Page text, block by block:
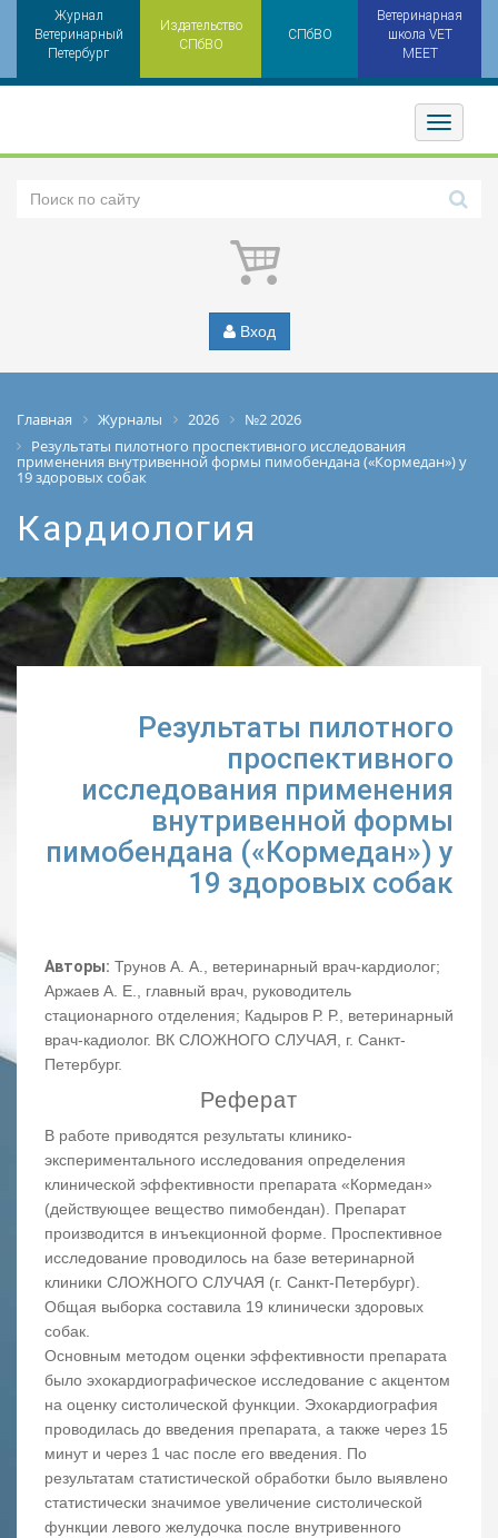
Журнал
Ветеринарный
Петербург
Издательство
СПбВО
СПбВО
Ветеринарная
школа VET
MEET
Toggler
Вход
Главная Журналы 2026
№2 2026
Результаты пилотного проспективного исследования
применения внутривенной формы пимобендана («Кормедан») у
19 здоровых собак
Кардиология
Результаты пилотного
проспективного
исследования применения
внутривенной формы
пимобендана («Кормедан») у
19 здоровых собак
Авторы: Трунов А. А., ветеринарный врач-кардиолог;
Аржаев А. Е., главный врач, руководитель
стационарного отделения; Кадыров Р. Р., ветеринарный
врач-кадиолог. ВК СЛОЖНОГО СЛУЧАЯ, г. Санкт-
Петербург.
Реферат
В работе приводятся результаты клинико-
экспериментального исследования определения
клинической эффективности препарата «Кормедан»
(действующее вещество пимобендан). Препарат
производится в инъекционной форме. Проспективное
исследование проводилось на базе ветеринарной
клиники СЛОЖНОГО СЛУЧАЯ (г. Санкт-Петербург).
Общая выборка составила 19 клинически здоровых
собак.
Основным методом оценки эффективности препарата
было эхокардиографическое исследование с акцентом
на оценку систолической функции. Эхокардиография
проводилась до введения препарата, а также через 15
минут и через 1 час после его введения. По
результатам статистической обработки было выявлено
статистически значимое увеличение систолической
функции левого желудочка после внутривенного